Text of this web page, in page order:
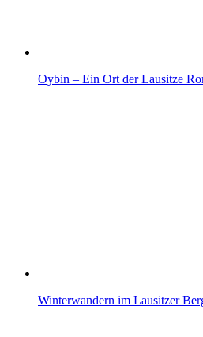
Oybin – Ein Ort der Lausitze
Winterwandern im Lausitzer